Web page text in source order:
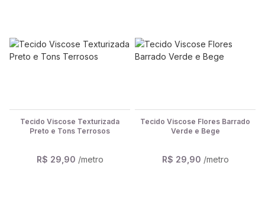
Tecido Viscose Texturizada
Preto e Tons Terrosos
R$ 29,90 /metro
Tecido Viscose Flores Barrado
Verde e Bege
R$ 29,90 /metro